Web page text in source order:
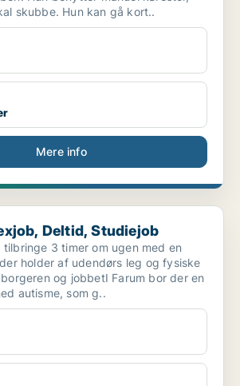
skubbe. Hun kan gå kort..
Mere info
Studiejob
Deltid, Studiejob
3 timer om ugen med en
holder af udendørs leg og fysiske
og jobbetI Farum bor der en
autisme, som g..